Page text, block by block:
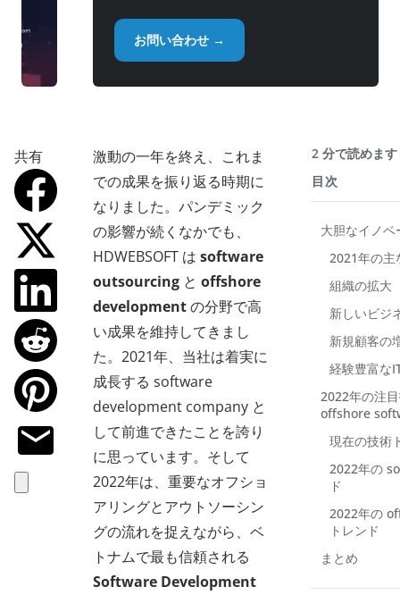
お問い合わせ →
共有
激動の一年を終え、これま
での成果を振り返る時期に
なりました。パンデミック
の影響が続くなかでも、
HDWEBSOFT は software
outsourcing と offshore
developmentの分野で高
い成果を維持してきまし
た。2021年、当社は着実に
成長する software
development company と
して前進できたことを誇り
に思っています。そして
2022年は、重要なオフショ
アリングとアウトソーシン
グの流れを捉えながら、ベ
トナムで最も信頼される
Software Development
2 分で読めます
目次
大胆なイノ
2021年の主
組織の拡大
新しいビジ
新規顧客の
経験豊富な
2022年の注
offshore
現在の技術
2022年の
ド
2022年の
トレンド
まとめ